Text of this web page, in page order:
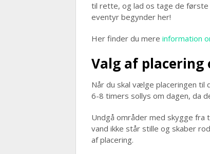
til rette, og lad os tage de første
eventyr begynder her!
Her finder du mere information
Valg af placering
Når du skal vælge placeringen
6-8 timers sollys om dagen, da
Undgå områder med skygge
vand ikke står stille og skaber
af placering.